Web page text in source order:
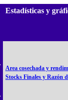
Estadísticas y
Area cosechada y
Stocks Finales y Razón